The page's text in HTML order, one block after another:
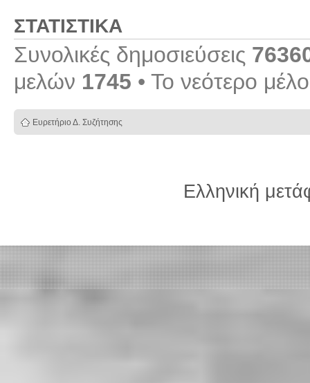
ΣΤΑΤΙΣΤΙΚΆ
Συνολικές δημοσιεύσεις
μελών 1745 • Το νεότερο
Ευρετήριο Δ. Συζήτησης
Ελληνική